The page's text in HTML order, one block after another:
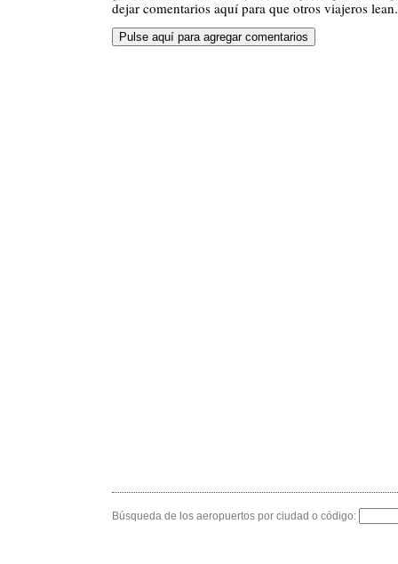
dejar comentarios aquí para que otros viajeros lean.
Búsqueda de los aeropuertos por ciudad o código: